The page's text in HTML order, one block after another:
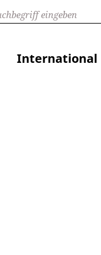
International